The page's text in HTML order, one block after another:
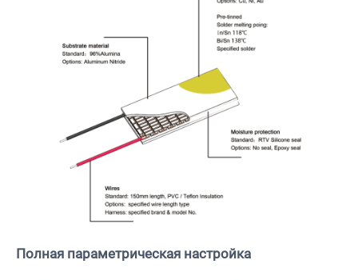
Полная параметрическая настройка